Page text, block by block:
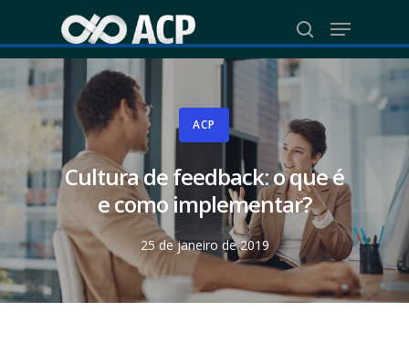
main
content
search
Menu
ACP
Cultura de feedback: o que é
e como implementar?
25 de janeiro de 2019
Close
Menu